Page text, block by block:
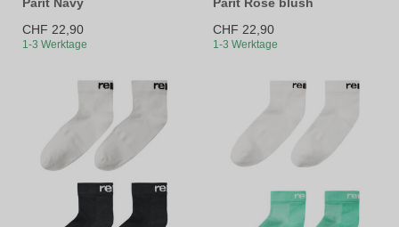
CHF 22,90
1-3 Werktage
CHF 22,90
1-3 Werktage